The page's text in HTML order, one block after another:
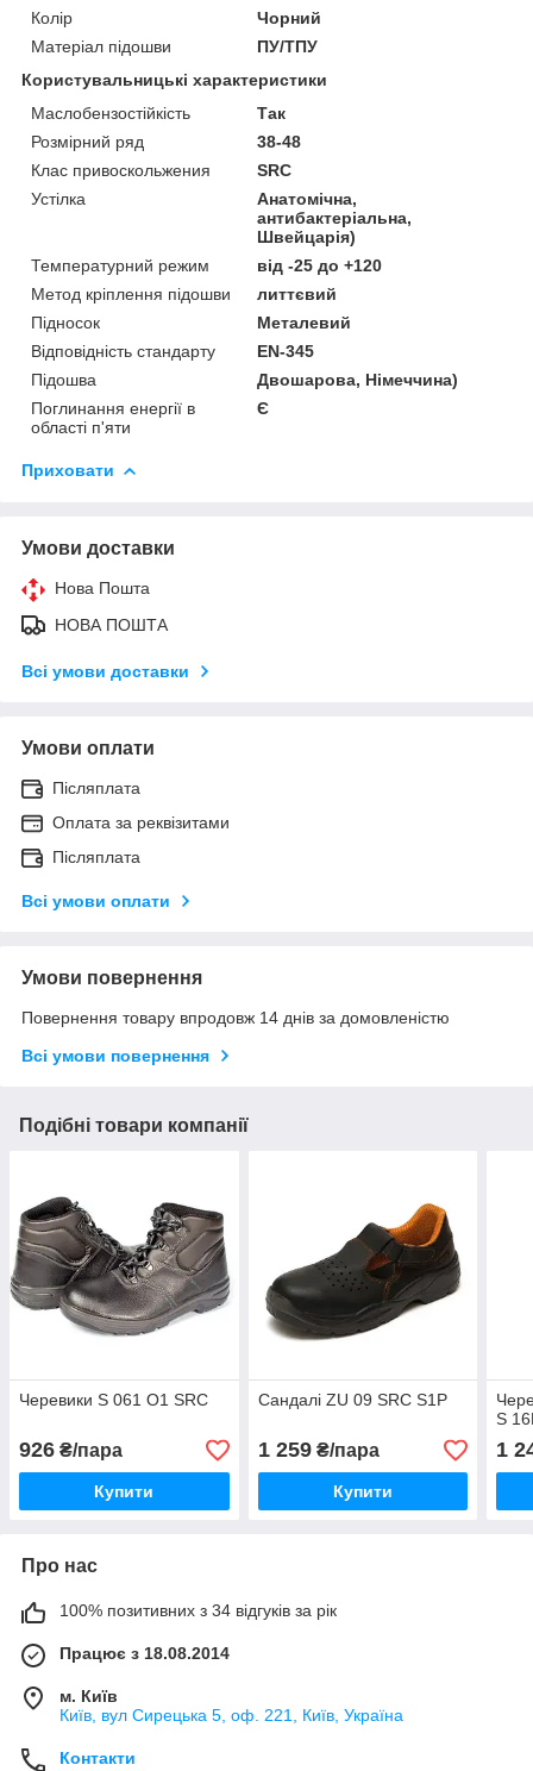
Колір
Чорний
Матеріал підошви
ПУ/ТПУ
Користувальницькі характеристики
Маслобензостійкість
Так
Розмірний ряд
38-48
Клас привоскольжения
SRC
Устілка
Анатомічна,
антибактеріальна,
Швейцарія)
Температурний режим
від -25 до +120
Метод кріплення підошви
литтєвий
Підносок
Металевий
Відповідність стандарту
EN-345
Підошва
Двошарова, Німеччина)
Поглинання енергії в
області п'яти
Є
Приховати
Умови доставки
Нова Пошта
НОВА ПОШТА
Всі умови доставки
Умови оплати
Післяплата
Оплата за реквізитами
Післяплата
Всі умови оплати
Умови повернення
Повернення товару впродовж 14 днів за домовленістю
Всі умови повернення
Подібні товари компанії
Черевики S 061 O1 SRC
926 ₴/пара
Купити
Сандалі ZU 09 SRC S1P
1 259₴/пара
Купити
S
1
Про нас
100% позитивних з 34 відгуків за рік
Працює з 18.08.2014
м. Київ
Київ, вул Сирецька 5, оф. 221, Київ, Україна
Контакти